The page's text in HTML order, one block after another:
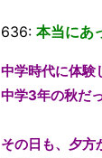
636: 本当にあ
中学時代に体験
中学3年の秋だ
その日も、夕方